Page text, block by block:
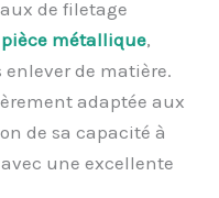
de filetage
pièce métallique,
de matière.
adaptée aux
de sa capacité à
une excellente